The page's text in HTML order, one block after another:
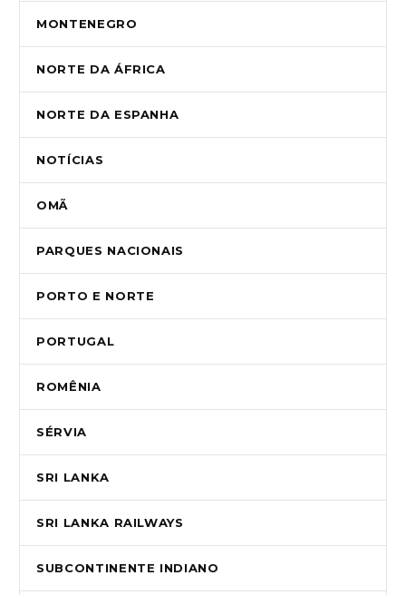
MONTENEGRO
NORTE DA ÁFRICA
NORTE DA ESPANHA
NOTÍCIAS
OMÃ
PARQUES NACIONAIS
PORTO E NORTE
PORTUGAL
ROMÊNIA
SÉRVIA
SRI LANKA
SRI LANKA RAILWAYS
SUBCONTINENTE INDIANO